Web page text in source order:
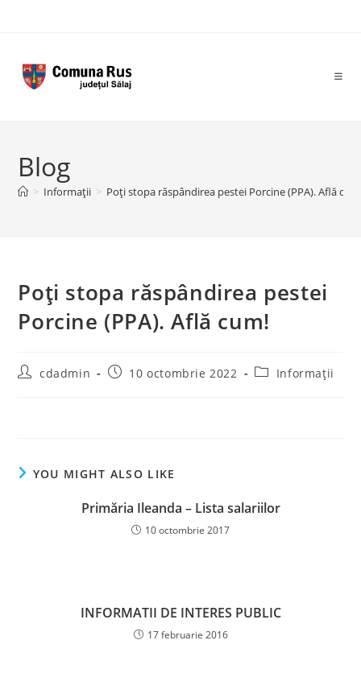
Blog
> Informații > Poți stopa răspândirea pestei Porcine (PPA). Află
Poți stopa răspândirea pestei
Porcine (PPA). Află cum!
Postcdadmin
Post10 octombrie 2022
PostInformații
YOU MIGHT ALSO LIKE
Primăria Ileanda – Lista salariilor
10 octombrie 2017
INFORMATII DE INTERES PUBLIC
17 februarie 2016